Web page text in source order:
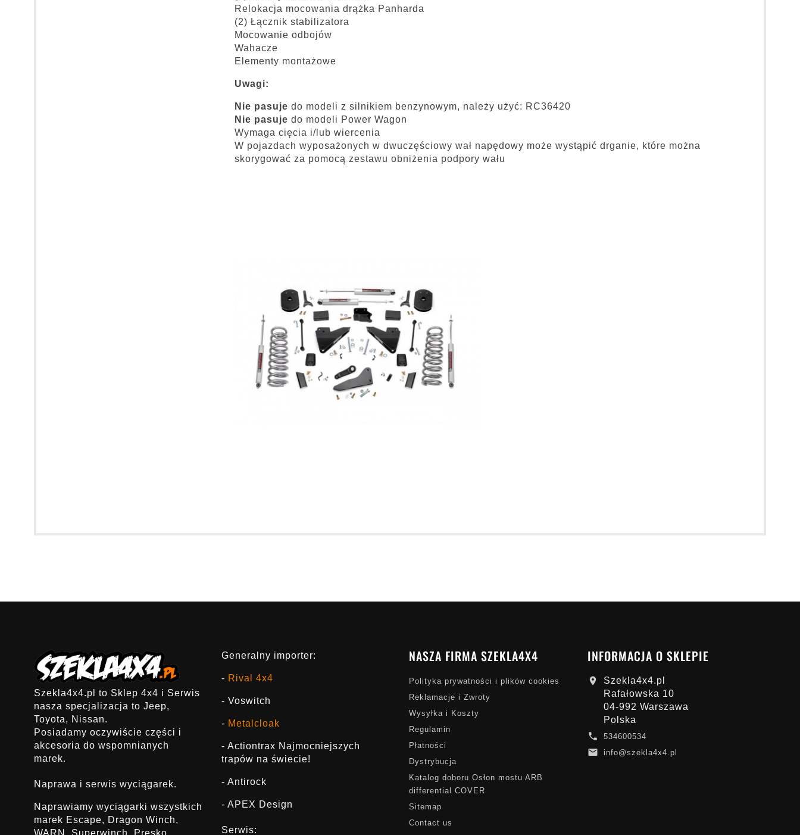
Relokacja mocowania drążka Panharda
(2) Łącznik stabilizatora
Mocowanie odbojów
Wahacze
Elementy montażowe
Uwagi:
Nie pasuje do modeli z silnikiem benzynowym, należy użyć: RC36420
Nie pasuje do modeli Power Wagon
Wymaga cięcia i/lub wiercenia
W pojazdach wyposażonych w dwuczęściowy wał napędowy może wystąpić drganie, które można
skorygować za pomocą zestawu obniżenia podpory wału
Szekla4x4.pl to Sklep 4x4 i Serwis
nasza specjalizacja to Jeep,
Toyota, Nissan.
Posiadamy oczywiście części i
akcesoria do wspomnianych
marek.
Naprawa i serwis wyciągarek.
Naprawiamy wyciągarki wszystkich
marek Escape, Dragon Winch,
WARN, Superwinch, Presko,
Generalny importer:
- Rival 4x4
- Voswitch
- Metalcloak
- Actiontrax Najmocniejszych
trapów na świecie!
- Antirock
- APEX Design
Serwis:
NASZA FIRMA SZEKLA4X4
Polityka prywatności i plików cookies
Reklamacje i Zwroty
Wysyłka i Koszty
Regulamin
Płatności
Dystrybucja
Katalog doboru Osłon mostu ARB
differential COVER
Sitemap
Contact us
INFORMACJA O SKLEPIE

Szekla4x4.pl
Rafałowska 10
04-992 Warszawa
Polska
 534600534
 info@szekla4x4.pl